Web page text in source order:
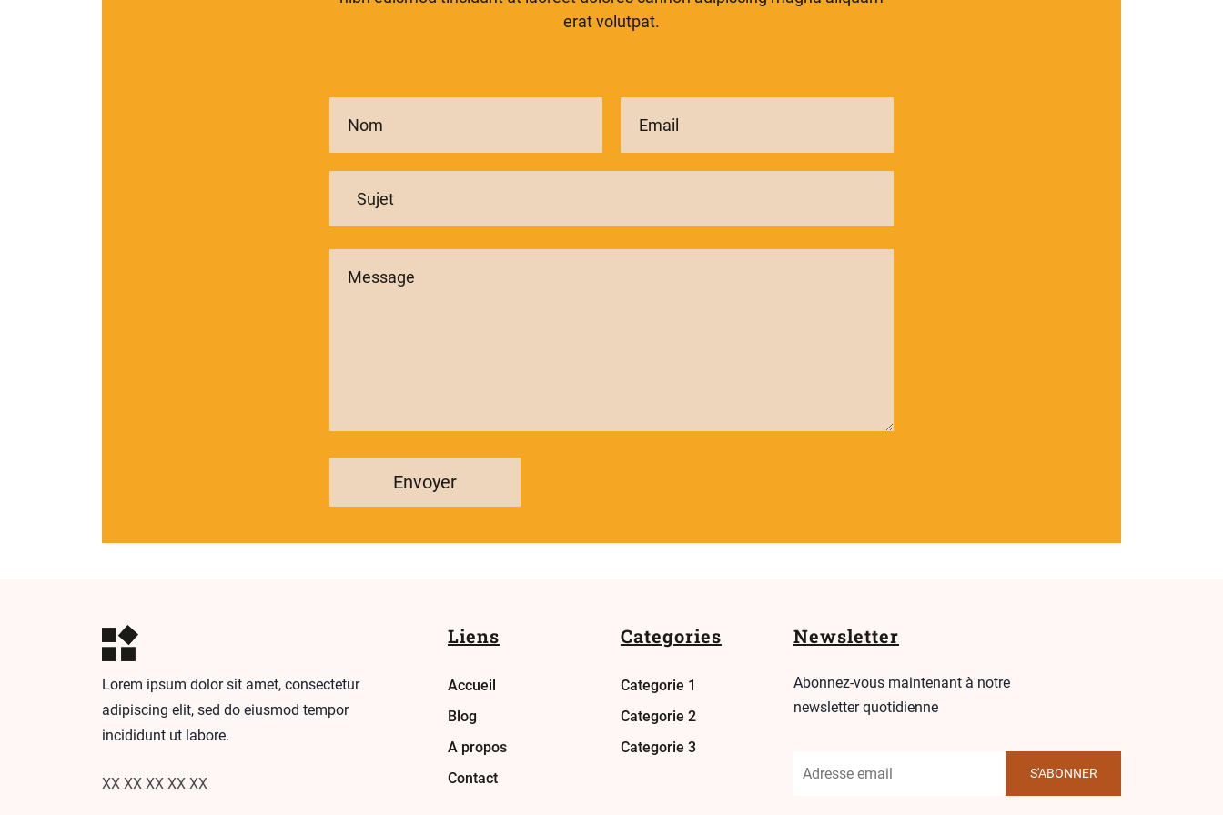
erat volutpat.
Envoyer
Lorem ipsum dolor sit amet, consectetur
adipiscing elit, sed do eiusmod tempor
incididunt ut labore.
XX XX XX XX XX
Liens
Accueil
Blog
A propos
Contact
Categories
Categorie 1
Categorie 2
Categorie 3
Newsletter
Abonnez-vous maintenant à notre
newsletter quotidienne
S'ABONNER